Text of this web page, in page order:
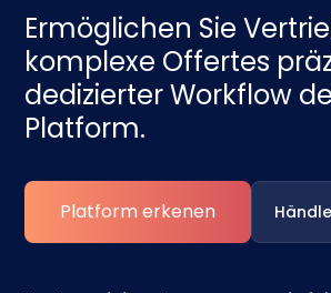
Ermöglichen Sie
komplexe Offertes
dedizierter Workflow
Platform.
Platform erkenen